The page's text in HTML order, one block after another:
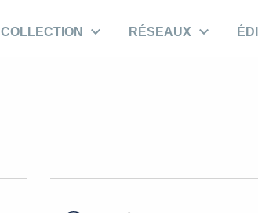
COLLECTION  RÉSEAUX 